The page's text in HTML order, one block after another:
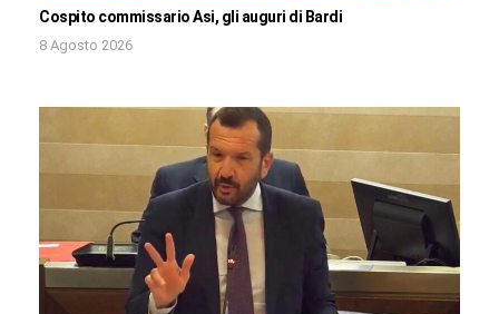
Cospito commissario Asi, gli auguri di Bardi
8 Agosto 2026